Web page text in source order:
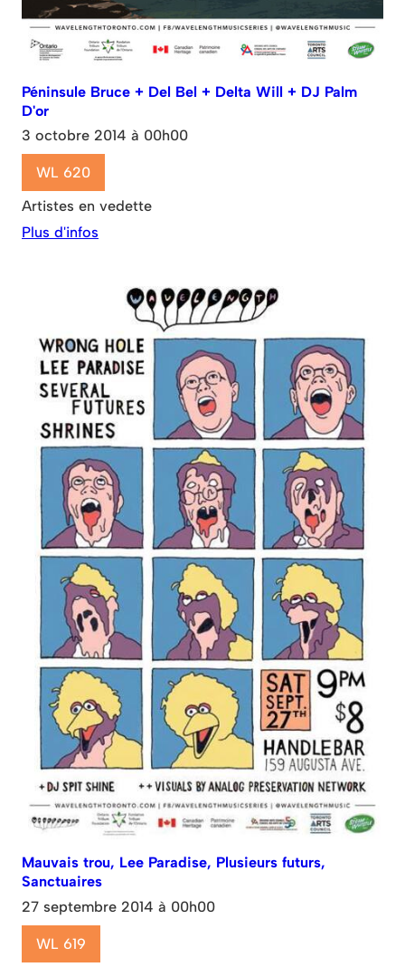
Péninsule Bruce + Del Bel + Delta Will + DJ Palm
D'or
3 octobre 2014 à 00h00
WL 620
Artistes en vedette
Plus d'infos
Mauvais trou, Lee Paradise, Plusieurs futurs,
Sanctuaires
27 septembre 2014 à 00h00
WL 619